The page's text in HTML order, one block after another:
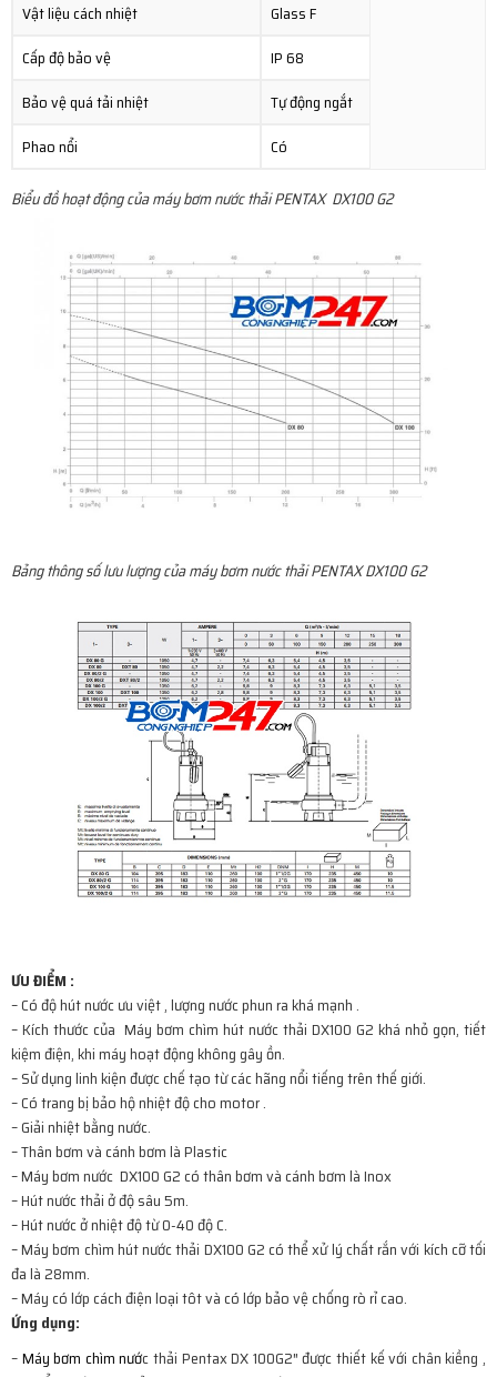
Vật liệu cách nhiệt
Glass F
Cấp độ bảo vệ
IP 68
Bảo vệ quá tải nhiệt
Tự động ngắt
Phao nổi
Có
Biểu đồ hoạt động của máy bơm nước thải PENTAX DX100 G2
Bảng thông số lưu lượng của máy bơm nước thải PENTAX DX100 G2
ƯU ĐIỂM :
– Có độ hút nước ưu việt , lượng nước phun ra khá mạnh .
– Kích thước của Máy bơm chìm hút nước thải DX100 G2 khá nhỏ gọn, tiết
kiệm điện, khi máy hoạt động không gây ồn.
– Sử dụng linh kiện được chế tạo từ các hãng nổi tiếng trên thế giới.
– Có trang bị bảo hộ nhiệt độ cho motor .
– Giải nhiệt bằng nước.
– Thân bơm và cánh bơm là Plastic
– Máy bơm nước DX100 G2 có thân bơm và cánh bơm là Inox
– Hút nước thải ở độ sâu 5m.
– Hút nước ở nhiệt độ từ 0-40 độ C.
– Máy bơm chìm hút nước thải DX100 G2 có thể xử lý chất rắn với kích cỡ tối
đa là 28mm.
– Máy có lớp cách điện loại tôt và có lớp bảo vệ chống rò rỉ cao.
Ứng dụng:
–Máy bơm chìm nước thải Pentax DX 100G2″ được thiết kế với chân kiềng ,